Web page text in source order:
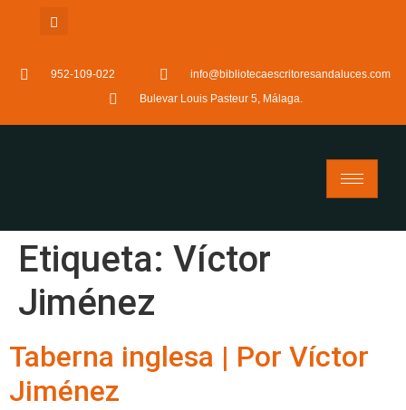
952-109-022
info@bibliotecaescritoresandaluces.com
Bulevar Louis Pasteur 5, Málaga.
Etiqueta: Víctor
Jiménez
Taberna inglesa | Por Víctor
Jiménez